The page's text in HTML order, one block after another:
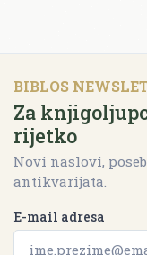
BIBLOS
Za
rijetko
Novi naslovi,
antikvarijata.
E-mail adresa